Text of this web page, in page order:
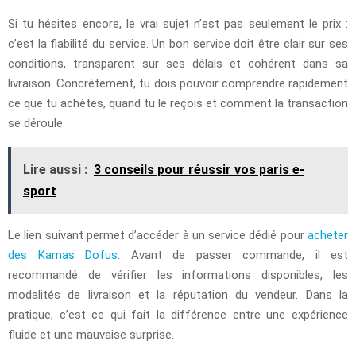
Si tu hésites encore, le vrai sujet n’est pas seulement le prix :
c’est la fiabilité du service. Un bon service doit être clair sur ses
conditions, transparent sur ses délais et cohérent dans sa
livraison. Concrètement, tu dois pouvoir comprendre rapidement
ce que tu achètes, quand tu le reçois et comment la transaction
se déroule.
Lire aussi : 3 conseils pour réussir vos paris e-
sport
Le lien suivant permet d’accéder à un service dédié pour acheter
des Kamas Dofus . Avant de passer commande, il est
recommandé de vérifier les informations disponibles, les
modalités de livraison et la réputation du vendeur. Dans la
pratique, c’est ce qui fait la différence entre une expérience
fluide et une mauvaise surprise.